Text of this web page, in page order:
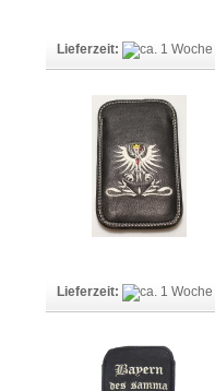
Lieferzeit:
Lieferzeit: